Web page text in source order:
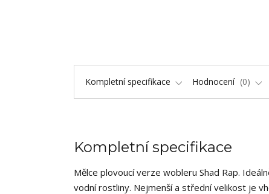
Kompletní specifikace Hodnocení 0
Kompletní specifikace
Mělce plovoucí verze wobleru Shad Rap.
vodní rostliny. Nejmenší a střední velikost je